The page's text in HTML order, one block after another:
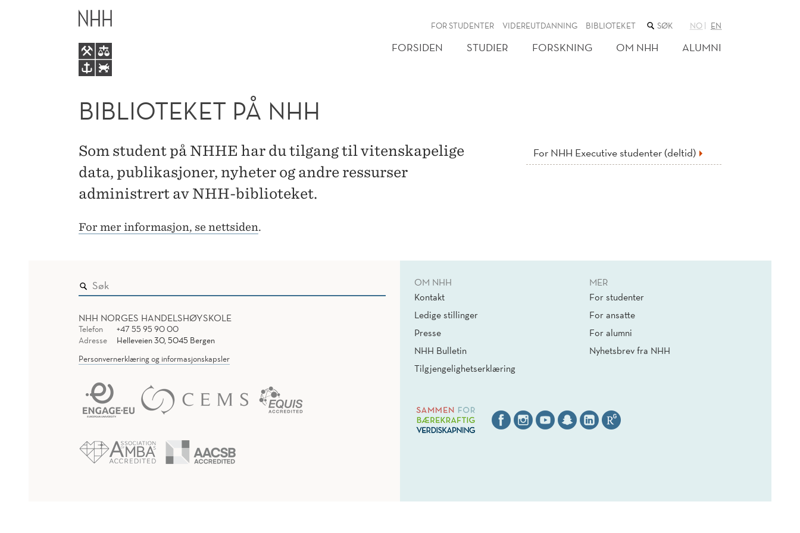
BIBLIOTEKET
FOR STUDENTER VIDEREUTDANNING BIBLIOTEKET SØK
NETTSTEDET
NO EN
FORSIDEN STUDIER FORSKNING OM NHH ALUMNI
BIBLIOTEKET PÅ NHH
Som student på NHHE har du tilgang til vitenskapelige
data, publikasjoner, nyheter og andre ressurser
administrert av NHH-biblioteket.
For mer informasjon, se nettsiden.
For NHH Executive studenter (deltid)
NHH NORGES HANDELSHØYSKOLE
Telefon
+47 55 95 90 00
Adresse
Helleveien 30, 5045 Bergen
Personvernerklæring og informasjonskapsler
OM NHH
Kontakt
Ledige stillinger
Presse
NHH Bulletin
Tilgjengelighetserklæring
MER
For studenter
For ansatte
For alumni
Nyhetsbrev fra NHH